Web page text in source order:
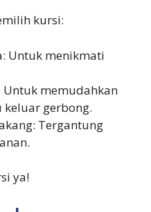
kursi:
Untuk menikmati
Untuk memudahkan
keluar gerbong.
Tergantung
ya!